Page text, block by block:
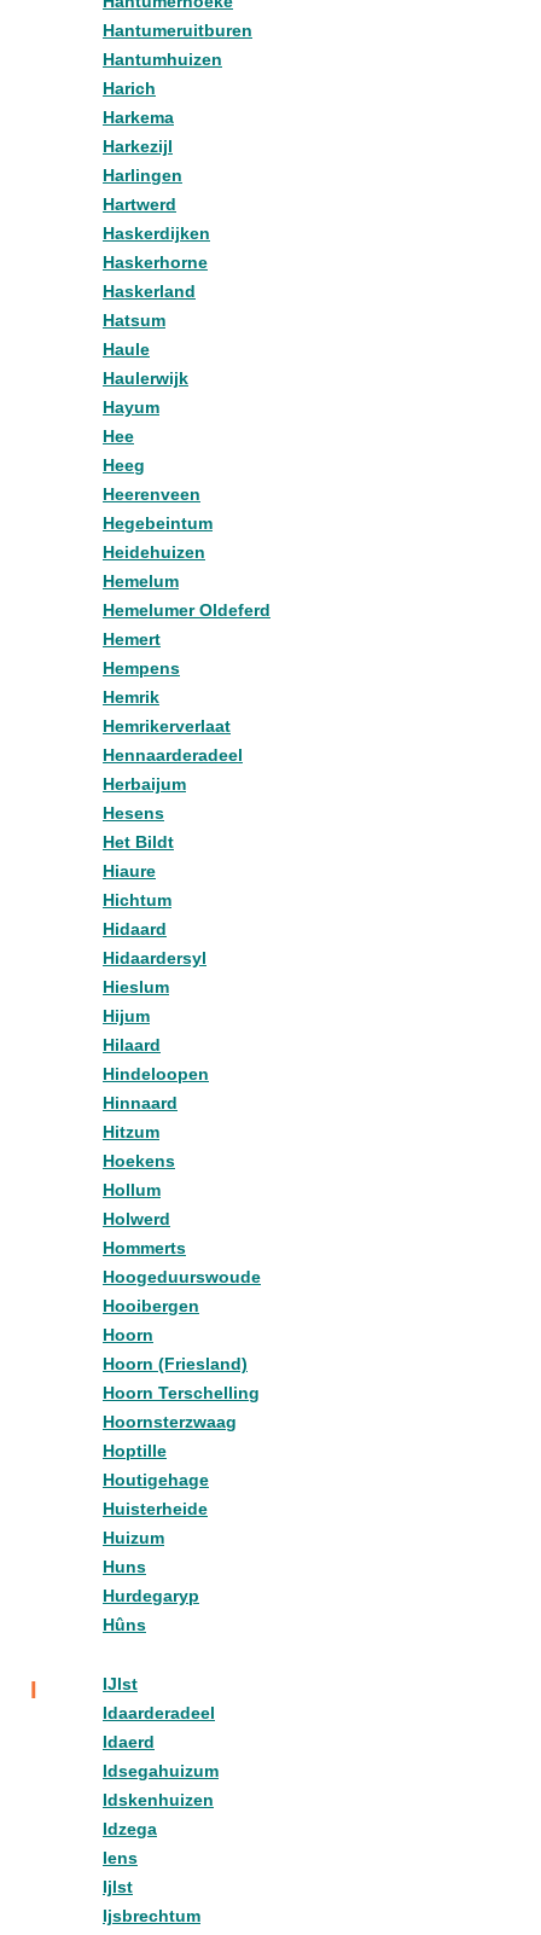
Hantumeruitburen
Hantumhuizen
Harich
Harkema
Harkezijl
Harlingen
Hartwerd
Haskerdijken
Haskerhorne
Haskerland
Hatsum
Haule
Haulerwijk
Hayum
Hee
Heeg
Heerenveen
Hegebeintum
Heidehuizen
Hemelum
Hemelumer Oldeferd
Hemert
Hempens
Hemrik
Hemrikerverlaat
Hennaarderadeel
Herbaijum
Hesens
Het Bildt
Hiaure
Hichtum
Hidaard
Hidaardersyl
Hieslum
Hijum
Hilaard
Hindeloopen
Hinnaard
Hitzum
Hoekens
Hollum
Holwerd
Hommerts
Hoogeduurswoude
Hooibergen
Hoorn
Hoorn (Friesland)
Hoorn Terschelling
Hoornsterzwaag
Hoptille
Houtigehage
Huisterheide
Huizum
Huns
Hurdegaryp
Hûns
I
IJlst
Idaarderadeel
Idaerd
Idsegahuizum
Idskenhuizen
Idzega
Iens
Ijlst
Ijsbrechtum